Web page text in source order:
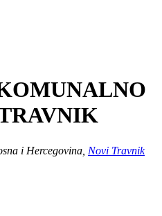
i Hercegovina, Novi Travnik